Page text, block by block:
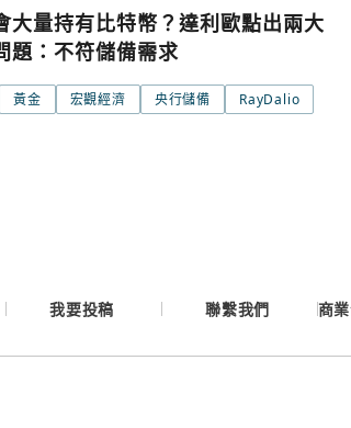
大量持有比特幣？達利歐點出兩大
題：不符儲備需求
黃金 宏觀經濟 央行儲備 RayDalio
我要投稿 聯繫我們 商